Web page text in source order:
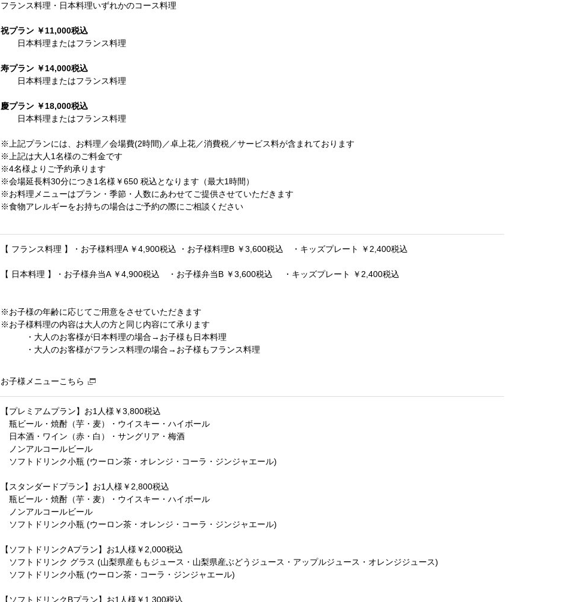
フランス料理・日本料理いずれかのコース料理
祝プラン ￥11,000税込
日本料理またはフランス料理
寿プラン ￥14,000税込
日本料理またはフランス料理
慶プラン ￥18,000税込
日本料理またはフランス料理
※上記プランには、お料理／会場費(2時間)／卓上花／消費税／サービス料が含まれております
※上記は大人1名様のご料金です
※4名様よりご予約承ります
※会場延長料30分につき1名様￥650 税込となります（最大1時間）
※お料理メニューはプラン・季節・人数にあわせてご提供させていただきます
※食物アレルギーをお持ちの場合はご予約の際にご相談ください
【 フランス料理 】・お子様料理A ￥4,900税込 ・お子様料理B ￥3,600税込 ・キッズプレート ￥2,400税込
【 日本料理 】・お子様弁当A ￥4,900税込 ・お子様弁当B ￥3,600税込 ・キッズプレート ￥2,400税込
※お子様の年齢に応じてご用意をさせていただきます
※お子様料理の内容は大人の方と同じ内容にて承ります
・大人のお客様が日本料理の場合→お子様も日本料理
・大人のお客様がフランス料理の場合→お子様もフランス料理
お子様メニューこちら
【プレミアムプラン】お1人様￥3,800税込
瓶ビール・焼酎（芋・麦）・ウイスキー・ハイボール
日本酒・ワイン（赤・白）・サングリア・梅酒
ノンアルコールビール
ソフトドリンク小瓶 (ウーロン茶・オレンジ・コーラ・ジンジャエール)
【スタンダードプラン】お1人様￥2,800税込
瓶ビール・焼酎（芋・麦）・ウイスキー・ハイボール
ノンアルコールビール
ソフトドリンク小瓶 (ウーロン茶・オレンジ・コーラ・ジンジャエール)
【ソフトドリンクAプラン】お1人様￥2,000税込
ソフトドリンク グラス (山梨県産ももジュース・山梨県産ぶどうジュース・アップルジュース・オレンジジュース)
ソフトドリンク小瓶 (ウーロン茶・コーラ・ジンジャエール)
【ソフトドリンクBプラン】お1人様￥1,300税込